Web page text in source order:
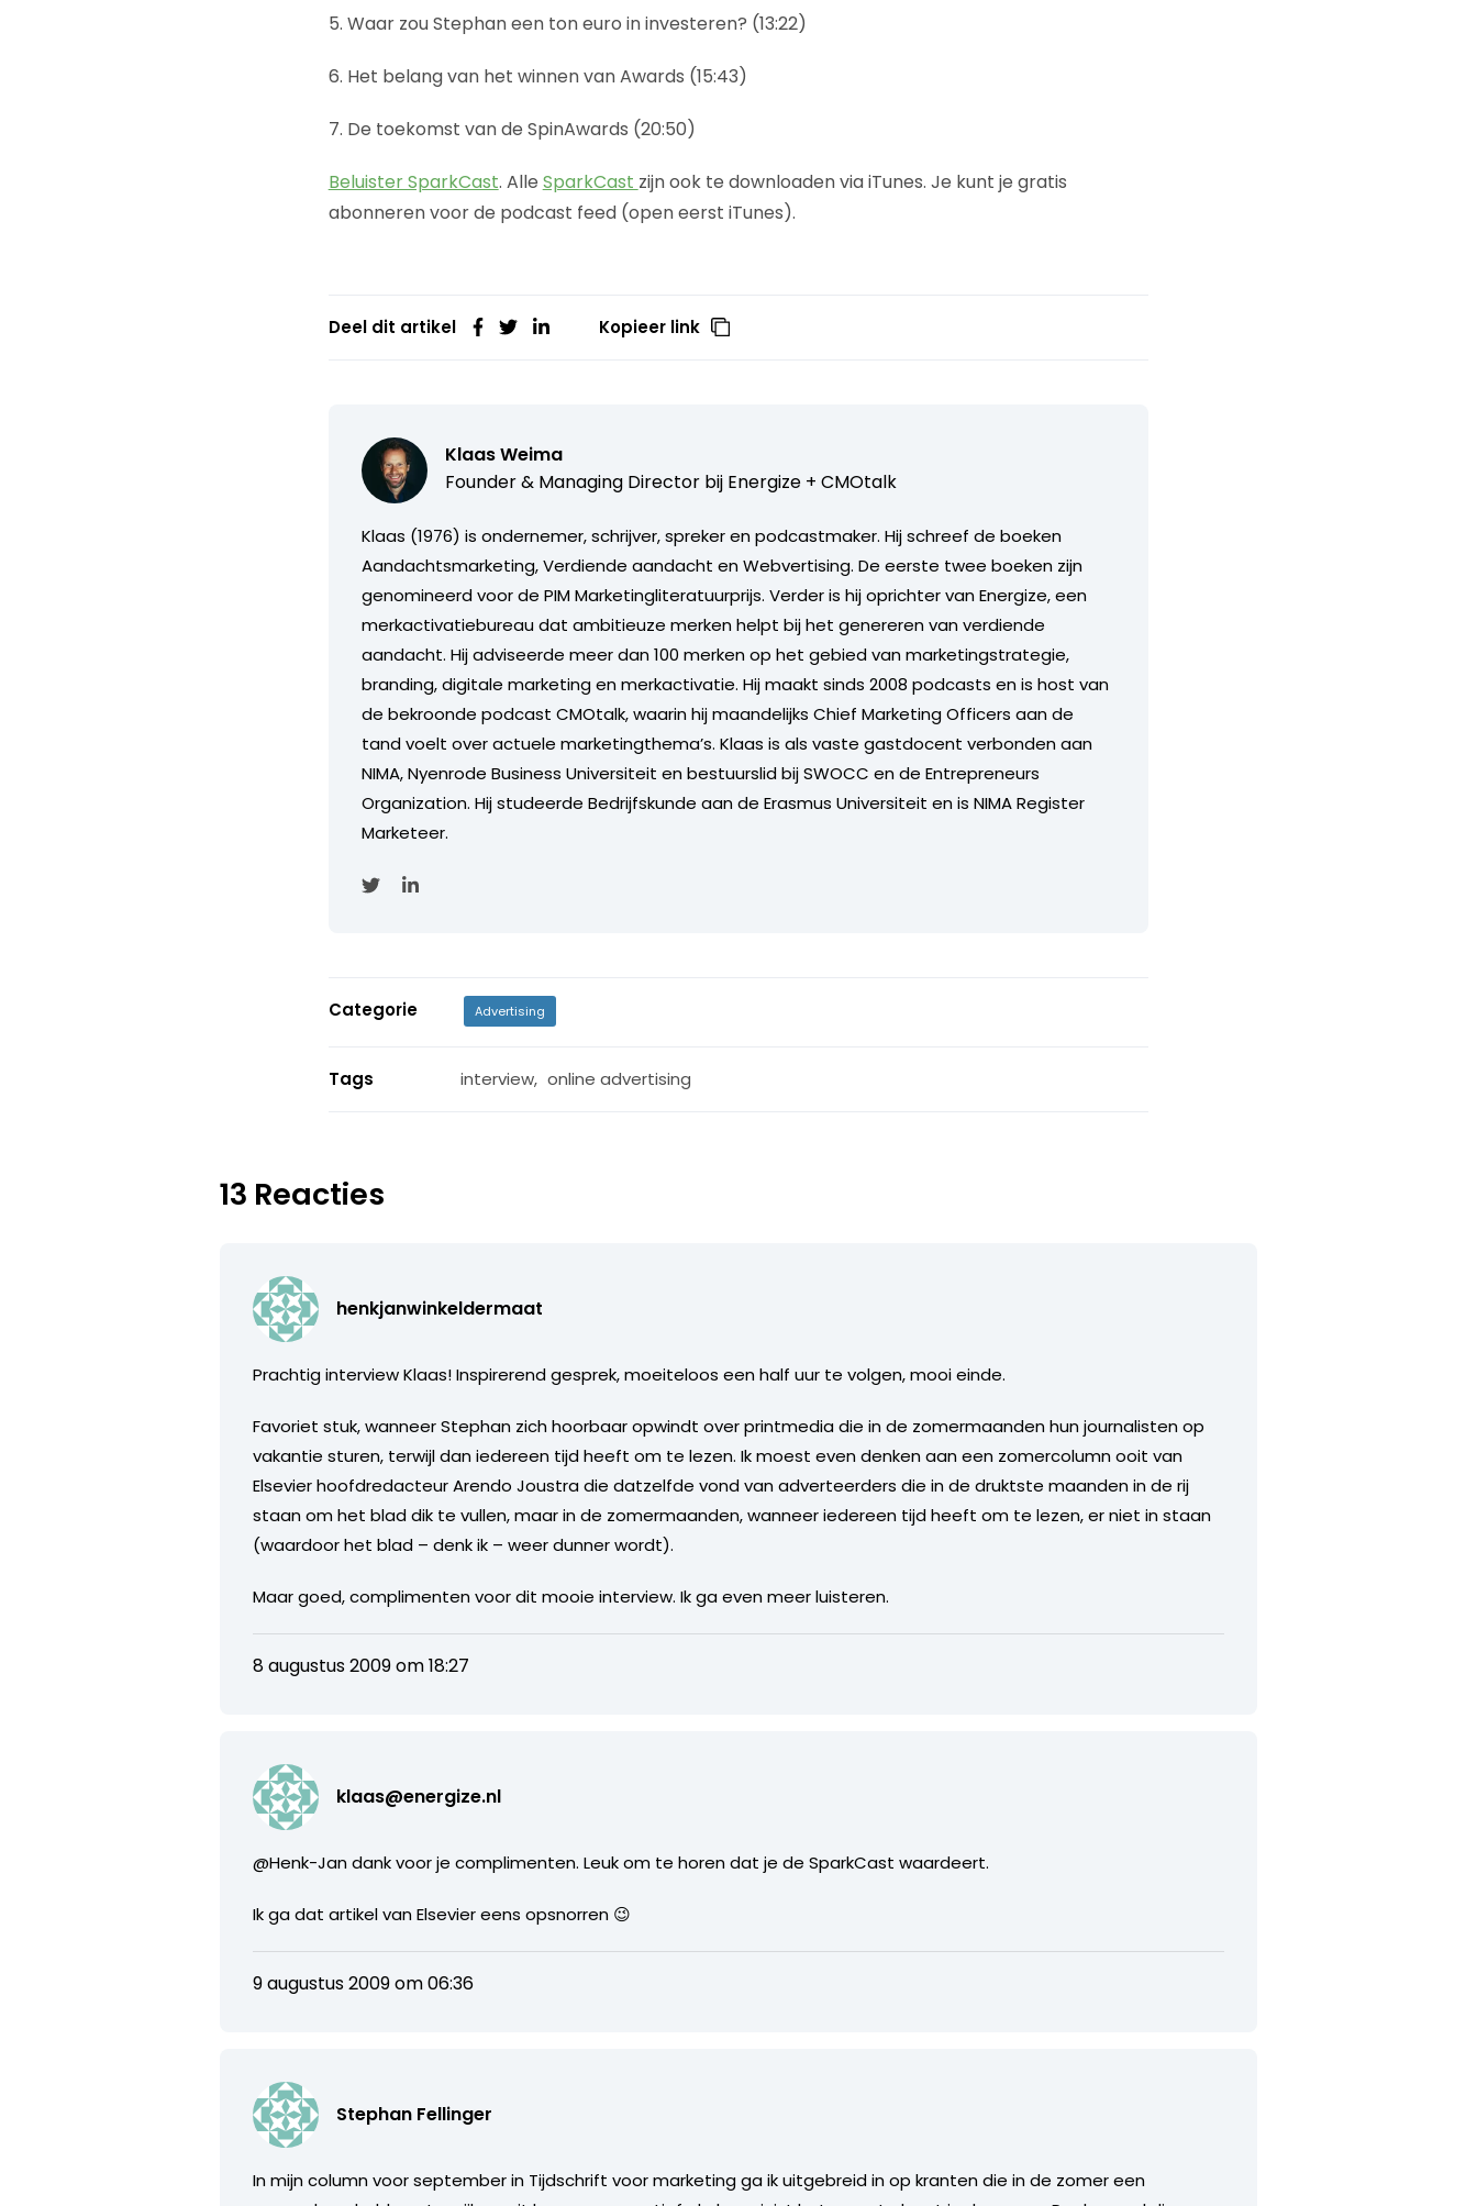
5. Waar zou Stephan een ton euro in investeren? (13:22)
6. Het belang van het winnen van Awards (15:43)
7. De toekomst van de SpinAwards (20:50)
Beluister SparkCast. Alle SparkCast zijn ook te downloaden via iTunes. Je kunt je gratis
abonneren voor de podcast feed (open eerst iTunes).
Deel dit artikel Kopieer link
Klaas Weima
Founder & Managing Director bij Energize + CMOtalk
Klaas (1976) is ondernemer, schrijver, spreker en podcastmaker. Hij schreef de boeken
Aandachtsmarketing, Verdiende aandacht en Webvertising. De eerste twee boeken zijn
genomineerd voor de PIM Marketingliteratuurprijs. Verder is hij oprichter van Energize, een
merkactivatiebureau dat ambitieuze merken helpt bij het genereren van verdiende
aandacht. Hij adviseerde meer dan 100 merken op het gebied van marketingstrategie,
branding, digitale marketing en merkactivatie. Hij maakt sinds 2008 podcasts en is host van
de bekroonde podcast CMOtalk, waarin hij maandelijks Chief Marketing Officers aan de
tand voelt over actuele marketingthema’s. Klaas is als vaste gastdocent verbonden aan
NIMA, Nyenrode Business Universiteit en bestuurslid bij SWOCC en de Entrepreneurs
Organization. Hij studeerde Bedrijfskunde aan de Erasmus Universiteit en is NIMA Register
Marketeer.
Categorie Advertising
Tags interview, online advertising
13 Reacties
henkjanwinkeldermaat
Prachtig interview Klaas! Inspirerend gesprek, moeiteloos een half uur te volgen, mooi einde.
Favoriet stuk, wanneer Stephan zich hoorbaar opwindt over printmedia die in de zomermaanden hun journalisten op
vakantie sturen, terwijl dan iedereen tijd heeft om te lezen. Ik moest even denken aan een zomercolumn ooit van
Elsevier hoofdredacteur Arendo Joustra die datzelfde vond van adverteerders die in de druktste maanden in de rij
staan om het blad dik te vullen, maar in de zomermaanden, wanneer iedereen tijd heeft om te lezen, er niet in staan
(waardoor het blad – denk ik – weer dunner wordt).
Maar goed, complimenten voor dit mooie interview. Ik ga even meer luisteren.
8 augustus 2009 om 18:27
klaas@energize.nl
@Henk-Jan dank voor je complimenten. Leuk om te horen dat je de SparkCast waardeert.
Ik ga dat artikel van Elsevier eens opsnorren 😉
9 augustus 2009 om 06:36
Stephan Fellinger
In mijn column voor september in Tijdschrift voor marketing ga ik uitgebreid in op kranten die in de zomer een